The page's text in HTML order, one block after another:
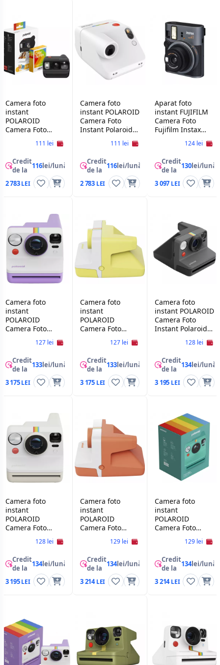
Camera foto
instant
POLAROID
Camera Foto
Go Gen 3 Black +
(8 Photos)
111 lei
Credit
de la 116lei/lună
2 783
Camera foto
instant POLAROID
Camera Foto
Instant Polaroid
Color Film Bundle
111 lei
Credit
de la
116lei/lună
2 783
Aparat foto
instant FUJIFILM
Camera Foto
Fujifilm Instax
124 lei
Credit
de la
130lei/lună
3 097
Camera foto
instant
POLAROID
Camera Foto
127 lei
Credit
de la 133lei/lună
3 175
Camera foto
instant
POLAROID
Camera Foto
Now Gen 3,Yellow
127 lei
Credit
de la
133lei/lună
3 175
Camera foto
instant POLAROID
Camera Foto
Instant Polaroid
128 lei
Credit
de la
134lei/lună
3 195
Camera foto
instant
POLAROID
Camera Foto
128 lei
Credit
de la 134lei/lună
3 195
Camera foto
instant
POLAROID
Camera Foto
Now Gen 3,Coral
129 lei
Credit
de la
134lei/lună
3 214
Camera foto
instant
POLAROID
Camera Foto
Now Gen 3,Teal
129 lei
Credit
de la
134lei/lună
3 214